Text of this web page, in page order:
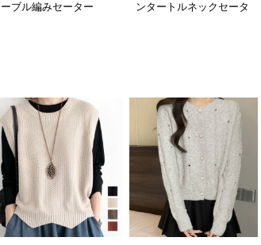
ーブル編みセーター
ンタートルネックセータ